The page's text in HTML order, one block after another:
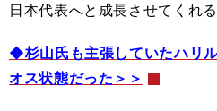
日本代表へと成長させてくれ
◆杉山氏も主張していたハリ
オス状態だった＞＞